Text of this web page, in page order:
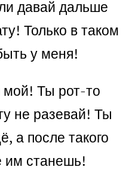
давай дальше
Только в таком
у меня!
Ты рот-то
не разевай! Ты
а после такого
им станешь!